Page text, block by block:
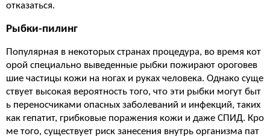
отказаться.
Рыбки-пилинг
Популярная в некоторых странах процедура, во время кот
орой специально выведенные рыбки пожирают ороговев
шие частицы кожи на ногах и руках человека. Однако суще
ствует высокая вероятность того, что эти рыбки могут быт
ь переносчиками опасных заболеваний и инфекций, таких
как гепатит, грибковые поражения кожи и даже СПИД. Кро
ме того, существует риск занесения внутрь организма пат